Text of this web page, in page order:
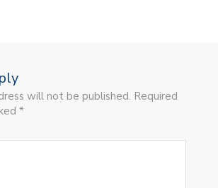
will not be published. Required
*